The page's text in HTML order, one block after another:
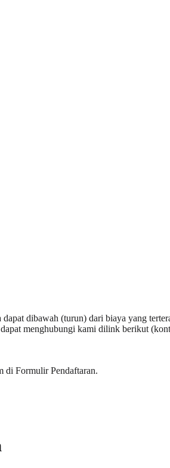
dibawah (turun) dari biaya yang
menghubungi kami dilink berikut (
di Formulir Pendaftaran.